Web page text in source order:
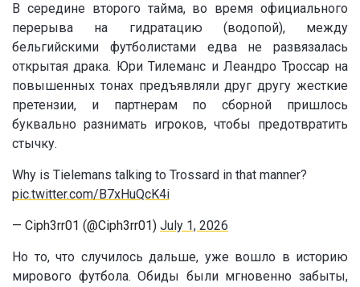
В середине второго тайма, во время официального
перерыва на гидратацию (водопой), между
бельгийскими футболистами едва не развязалась
открытая драка. Юри Тилеманс и Леандро Троссар на
повышенных тонах предъявляли друг другу жесткие
претензии, и партнерам по сборной пришлось
буквально разнимать игроков, чтобы предотвратить
стычку.
Why is Tielemans talking to Trossard in that manner?
pic.twitter.com/B7xHuQcK4i
— Ciph3rr01 (@Ciph3rr01) July 1, 2026
Но то, что случилось дальше, уже вошло в историю
мирового футбола. Обиды были мгновенно забыты,